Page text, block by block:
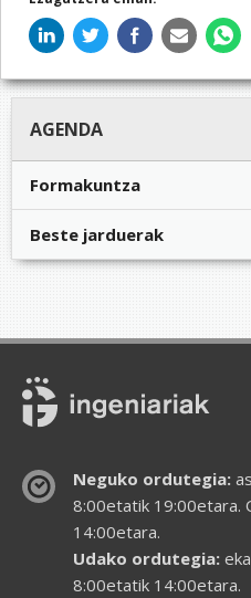
AGENDA
Formakuntza
Beste jarduerak
Neguko ordutegia:
8:00etatik 19:00etara.
14:00etara.
Udako ordutegia:
8:00etatik 14:00etara.